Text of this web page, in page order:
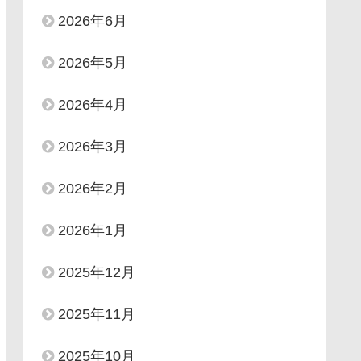
2026年6月
2026年5月
2026年4月
2026年3月
2026年2月
2026年1月
2025年12月
2025年11月
2025年10月